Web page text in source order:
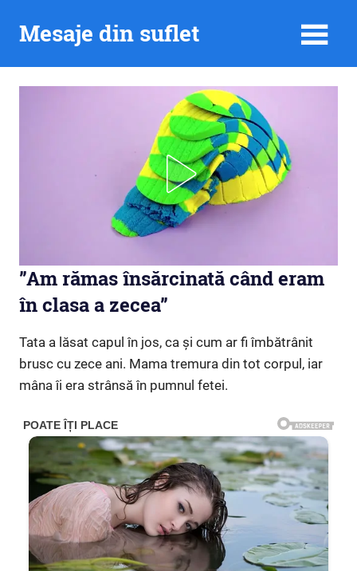
Mesaje din suflet
”Am rămas însărcinată când eram
în clasa a zecea”
Tata a lăsat capul în jos, ca și cum ar fi îmbătrânit
brusc cu zece ani. Mama tremura din tot corpul, iar
mâna îi era strânsă în pumnul fetei.